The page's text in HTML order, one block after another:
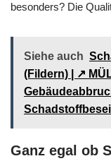
besonders? Die
Siehe auch
(Fildern) | ↗️
Ganz egal ob